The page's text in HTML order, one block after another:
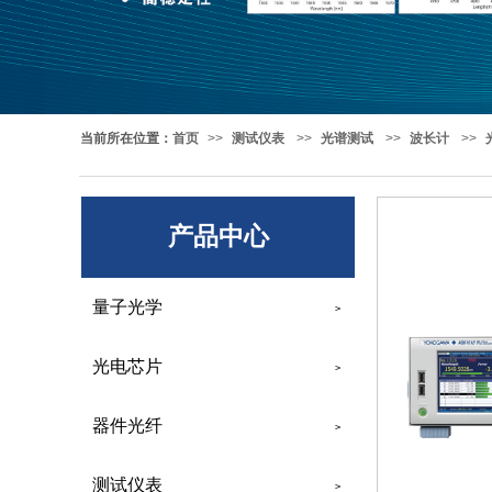
产品中心
量子光学 >
光电芯片 >
器件光纤 >
测试仪表 >
当前所在位置 ： 首页 >> 测试仪表 >> 光谱测试 >> 波长计 >>